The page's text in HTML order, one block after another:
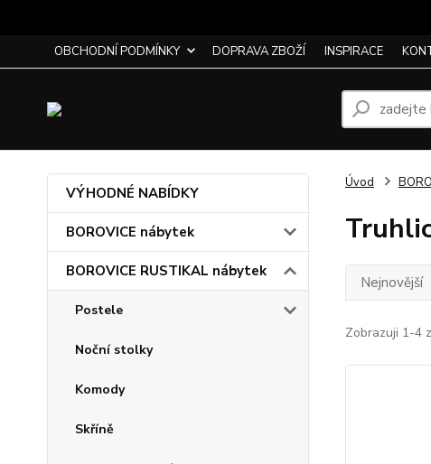
OBCHODNÍ PODMÍNKY DOPRAVA ZBOŽÍ INSPIRACE
VÝHODNÉ NABÍDKY
BOROVICE nábytek
BOROVICE RUSTIKAL nábytek
Postele
Noční stolky
Komody
Skříně
Úvod
Nejnovější
Zobrazuji 1-4